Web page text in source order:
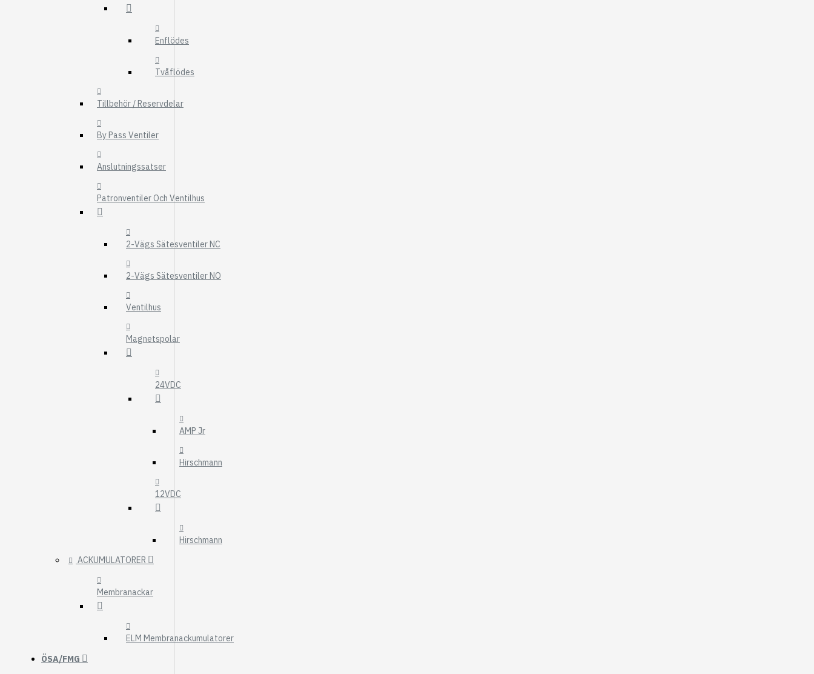
MOTOROLJEFILTER
Enflödes
Tvåflödes
Tillbehör / Reservdelar
By Pass Ventiler
Anslutningssatser
Patronventiler Och Ventilhus
2-Vägs Sätesventiler NC
2-Vägs Sätesventiler NO
Ventilhus
Magnetspolar
24VDC
AMP Jr
Hirschmann
12VDC
Hirschmann
ACKUMULATORER
Membranackar
ELM Membranackumulatorer
ÖSA/FMG